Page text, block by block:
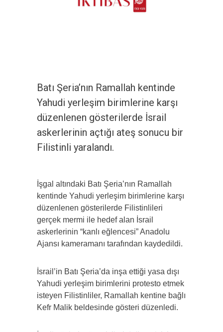
Batı Şeria’nın Ramallah kentinde
Yahudi yerleşim birimlerine karşı
düzenlenen gösterilerde İsrail
askerlerinin açtığı ateş sonucu bir
Filistinli yaralandı.
İşgal altındaki Batı Şeria’nın Ramallah
kentinde Yahudi yerleşim birimlerine karşı
düzenlenen gösterilerde Filistinlileri
gerçek mermi ile hedef alan İsrail
askerlerinin “kanlı eğlencesi” Anadolu
Ajansı kameramanı tarafından kaydedildi.
İsrail’in Batı Şeria’da inşa ettiği yasa dışı
Yahudi yerleşim birimlerini protesto etmek
isteyen Filistinliler, Ramallah kentine bağlı
Kefr Malik beldesinde gösteri düzenledi.